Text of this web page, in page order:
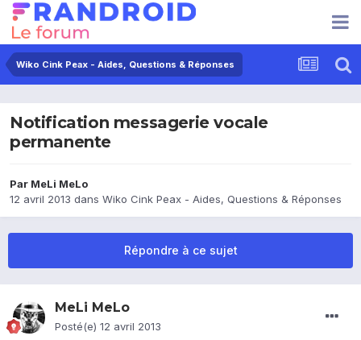
Wiko Cink Peax - Aides, Questions & Réponses
Notification messagerie vocale
permanente
Par MeLi MeLo
12 avril 2013 dans Wiko Cink Peax - Aides, Questions & Réponses
Répondre à ce sujet
MeLi MeLo
Posté(e) 12 avril 2013